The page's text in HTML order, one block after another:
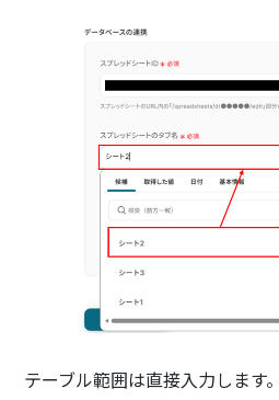
テーブル範囲は直接入力します。